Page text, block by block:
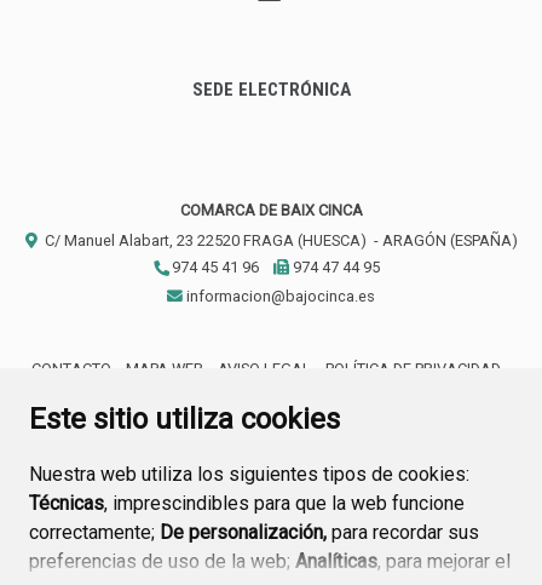
Este sitio utiliza cookies
Nuestra web utiliza los siguientes tipos de cookies:
Técnicas, imprescindibles para que la web funcione
correctamente; De personalización, para recordar sus
preferencias de uso de la web; Analíticas, para mejorar el
SEDE ELECTRÓNICA
COMARCA DE BAIX CINCA
C/ Manuel Alabart, 23 22520 FRAGA (HUESCA) - ARAGÓN (ESPAÑA)
974 45 41 96
974 47 44 95
informacion@bajocinca.es
CONTACTO MAPA WEB AVISO LEGAL
POLÍTICA DE PRIVACIDAD